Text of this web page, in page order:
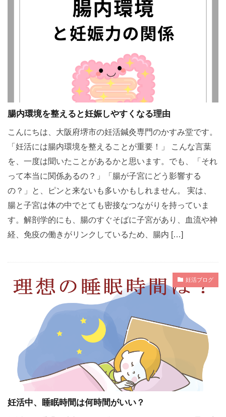
腸内環境を整えると妊娠しやすくなる理由
こんにちは、大阪府堺市の妊活鍼灸専門のかすみ堂です。
「妊活には腸内環境を整えることが重要！」 こんな言葉
を、一度は聞いたことがあるかと思います。でも、「それ
って本当に関係あるの？」「腸が子宮にどう影響する
の？」と、ピンと来ないも多いかもしれません。 実は、
腸と子宮は体の中でとても密接なつながりを持っていま
す。解剖学的にも、腸のすぐそばに子宮があり、血流や神
経、免疫の働きがリンクしているため、腸内 […]
妊活ブログ
妊活中、睡眠時間は何時間がいい？